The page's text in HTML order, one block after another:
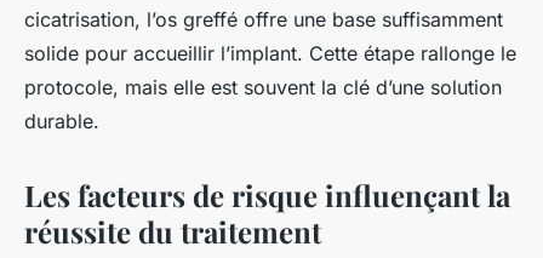
cicatrisation, l’os greffé offre une base suffisamment
solide pour accueillir l’implant. Cette étape rallonge le
protocole, mais elle est souvent la clé d’une solution
durable.
Les facteurs de risque influençant la
réussite du traitement